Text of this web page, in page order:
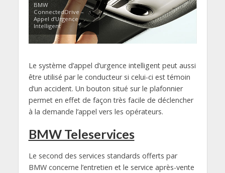
BMW
ConnectedDrive –
Appel d’Urgence
Intelligent
Le système d’appel d’urgence intelligent peut aussi
être utilisé par le conducteur si celui-ci est témoin
d’un accident. Un bouton situé sur le plafonnier
permet en effet de façon très facile de déclencher
à la demande l’appel vers les opérateurs.
BMW Teleservices
Le second des services standards offerts par
BMW concerne l’entretien et le service après-vente